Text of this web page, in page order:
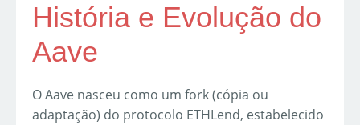
História e Evolução do
Aave
O Aave nasceu como um fork (cópia ou
adaptação) do protocolo ETHLend, estabelecido